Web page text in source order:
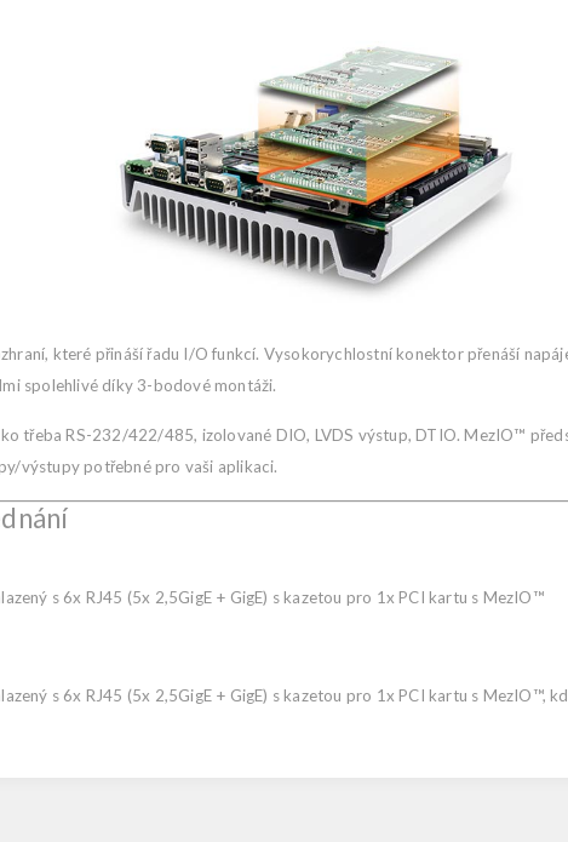
které přináší řadu I/O funkcí. Vysokorychlostní konektor přenáší
spolehlivé díky 3-bodové montáži.
třeba RS-232/422/485, izolované DIO, LVDS výstup, DTIO. MezIO™
výstupy potřebné pro vaši aplikaci.
s 6x RJ45 (5x 2,5GigE + GigE) s kazetou pro 1x PCI kartu s MezIO™
s 6x RJ45 (5x 2,5GigE + GigE) s kazetou pro 1x PCI kartu s MezIO™,